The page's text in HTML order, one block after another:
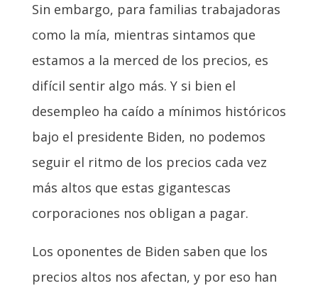
Sin embargo, para familias trabajadoras
como la mía, mientras sintamos que
estamos a la merced de los precios, es
difícil sentir algo más. Y si bien el
desempleo ha caído a mínimos históricos
bajo el presidente Biden, no podemos
seguir el ritmo de los precios cada vez
más altos que estas gigantescas
corporaciones nos obligan a pagar.
Los oponentes de Biden saben que los
precios altos nos afectan, y por eso han